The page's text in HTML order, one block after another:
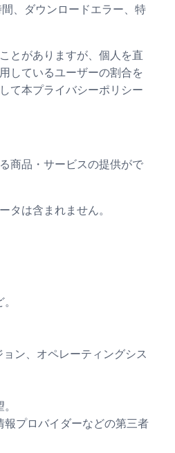
、ダウンロードエラー、特
とがありますが、個人を直
しているユーザーの割合を
て本プライバシーポリシー
商品・サービスの提供がで
は含まれません。
ン、オペレーティングシス
プロバイダーなどの第三者